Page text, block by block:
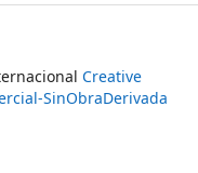
Creative
SinObraDerivada